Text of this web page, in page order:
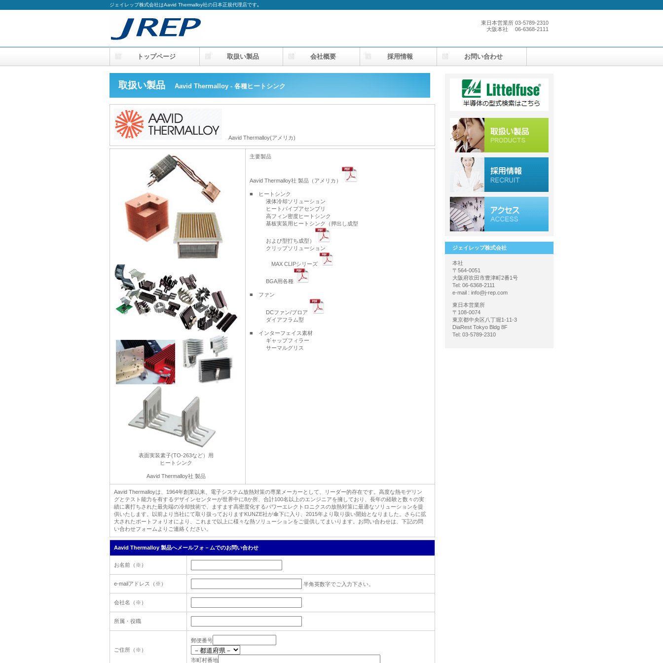
ジェイレップ株式会社はAavid Thermalloy社の日本正規代理店です｡
東日本営業所 03-5789-2310
大阪本社 06-6368-2111
取扱い製品 Aavid Thermalloy - 各種ヒートシンク
Aavid Thermalloy(アメリカ)
表面実装素子(TO-263など）用
ヒートシンク
Aavid Thermalloy社 製品
主要製品
Aavid Thermalloy社 製品（アメリカ）
■ ヒートシンク
液体冷却ソリューション
ヒートパイプアセンブリ
高フィン密度ヒートシンク
基板実装用ヒートシンク（押出し成型
および型打ち成型）
クリップソリューション
MAX CLIPシリーズ
BGA用各種
■ ファン
DCファン/ブロア
ダイアフラム型
■ インターフェイス素材
ギャップフィラー
サーマルグリス
Aavid Thermalloyは、1964年創業以来、電子システム放熱対策の専業メーカーとして、リーダー的存在です。高度な熱モデリン
グとテスト能力を有するデザインセンターが世界中に8か所、合計100名以上のエンジニアを擁しており、長年の経験と数々の実
績に裏打ちされた最先端の冷却技術で、ますます高密度化するパワーエレクトロニクスの放熱対策に最適なソリューションを提
供いたします。以前より当社にて取り扱っておりますKUNZE社が傘下に入り、2015年より取り扱い開始となりました。さらに拡
大されたポートフォリオにより、これまで以上に様々な熱ソリューションをご提供してまいります。お問い合わせは、下記の問
い合わせフォームよりご連絡ください。
Aavid Thermalloy 製品へメールフォ－ムでのお問い合わせ
お名前（※）
e-mailアドレス（※） 半角英数字でご入力下さい。
会社名（※）
所属・役職
ご住所（※）
郵便番号
市町村番地
トップページ 取扱い製品 会社概要 採用情報 お問い合わせ
ジェイレップ株式会社
本社
〒564-0051
大阪府吹田市豊津町2番1号
Tel: 06-6368-2111
e-mail : info@j-rep.com
東日本営業所
〒108-0074
東京都中央区八丁堀1-11-3
DiaRest Tokyo Bldg 8F
Tel: 03-5789-2310